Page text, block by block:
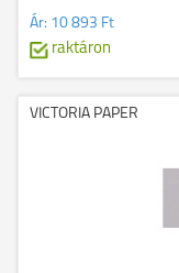
Ár: 10 893 Ft
raktáron
VICTORIA PAPER